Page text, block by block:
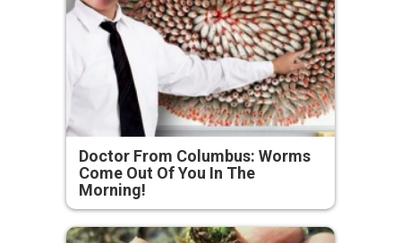
Doctor From Columbus: Worms
Come Out Of You In The
Morning!